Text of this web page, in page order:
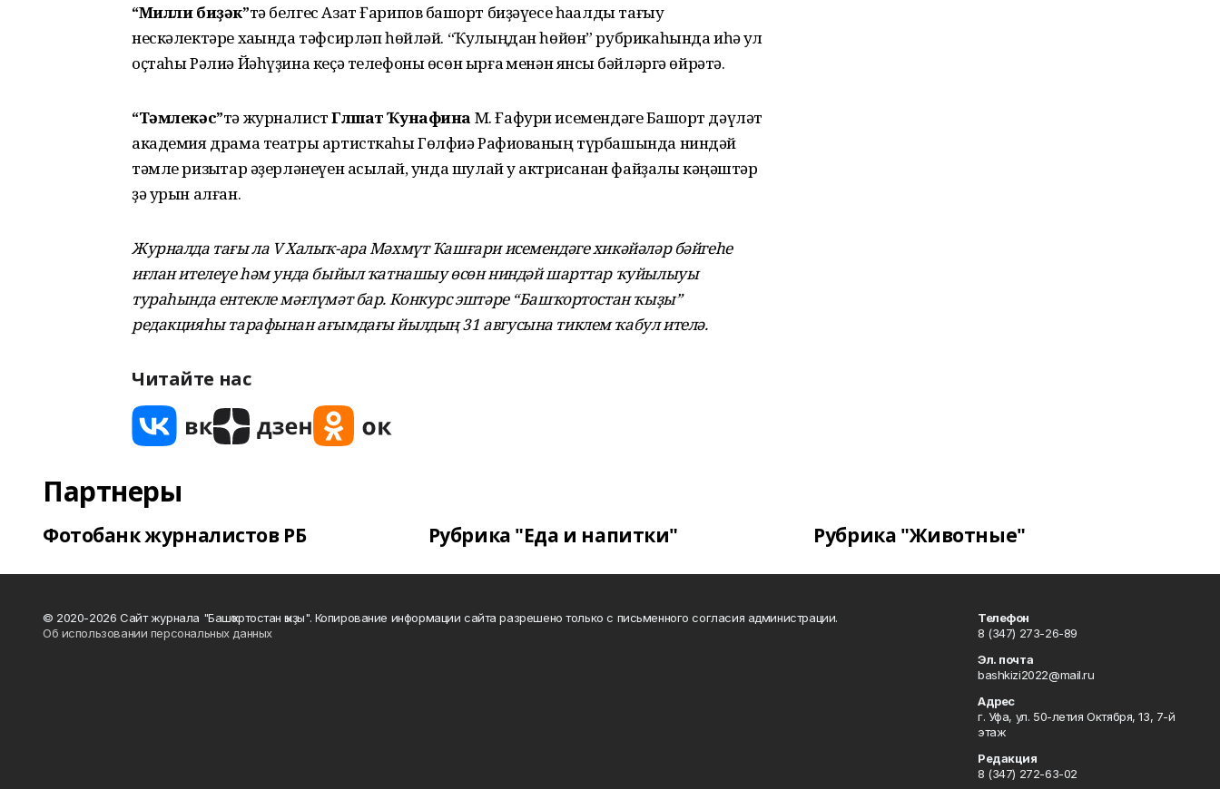
“Милли биҙәк”тә белгес Азат Ғарипов башҡорт биҙәүесе һаҡалды тағыу
нескәлектәре хаҡында тәфсирләп һөйләй. “Ҡулыңдан һөйөн” рубрикаһында иһә ҡул
оҫтаһы Рәлиә Йәһүҙина кеҫә телефоны өсөн ырғаҡ менән янсыҡ бәйләргә өйрәтә.
“Тәмлекәс”тә журналистГөлшат Ҡунафина М. Ғафури исемендәге Башҡорт дәүләт
академия драма театры артисткаһы Гөлфиә Рафиҡованың түрбашында ниндәй
тәмле ризыҡтар әҙерләнеүен асыҡлай, унда шулай уҡ актрисанан файҙалы кәңәштәр
ҙә урын алған.
Журналда тағы ла V Халыҡ-ара Мәхмүт Ҡашғари исемендәге хикәйәләр бәйгеһе
иғлан ителеүе һәм унда быйыл ҡатнашыу өсөн ниндәй шарттар ҡуйылыуы
тураһында ентекле мәғлүмәт бар. Конкурс эштәре “Башҡортостан ҡыҙы”
редакцияһы тарафынан ағымдағы йылдың 31 авгусына тиклем ҡабул ителә.
Читайте нас
Партнеры
Фотобанк журналистов РБ Рубрика "Еда и напитки" Рубрика "Животные"
© 2020-2026 Сайт журнала "Башҡортостан ҡыҙы". Копирование информации сайта разрешено только с письменного согласия администрации.
Об использовании персональных данных
Телефон
8 (347) 273-26-89
Эл. почта
bashkizi2022@mail.ru
Адрес
г. Уфа, ул. 50-летия Октября, 13, 7-й
этаж
Редакция
8 (347) 272-63-02